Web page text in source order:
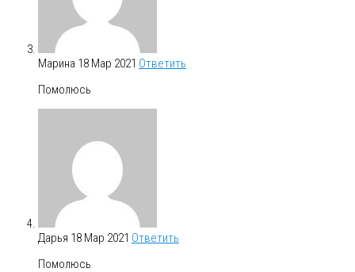
Марина 18 Мар 2021 Ответить
Помолюсь
Дарья 18 Мар 2021 Ответить
Помолюсь